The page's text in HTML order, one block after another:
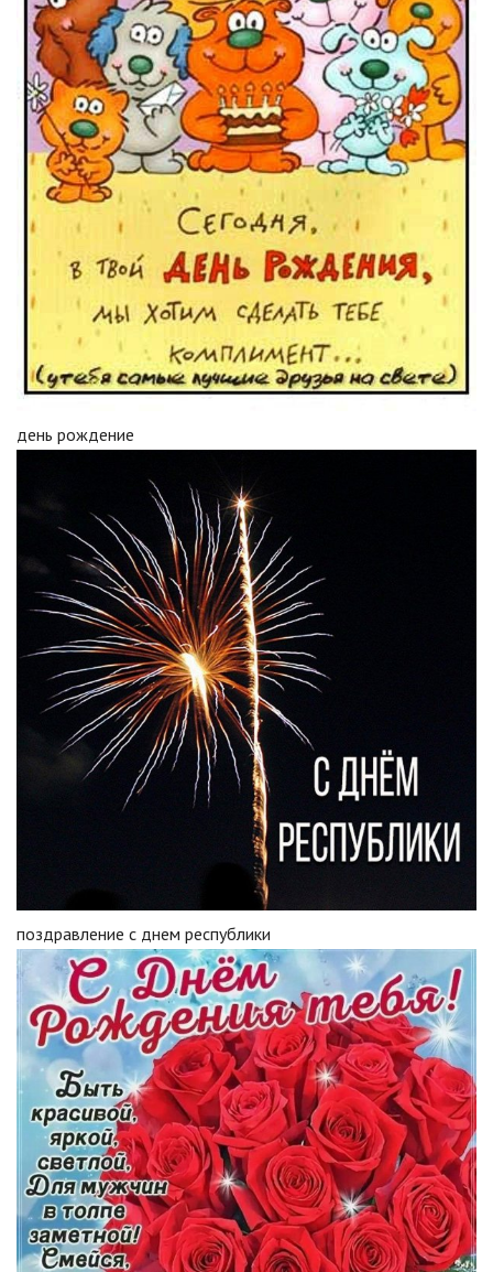
день рождение
поздравление с днем республики